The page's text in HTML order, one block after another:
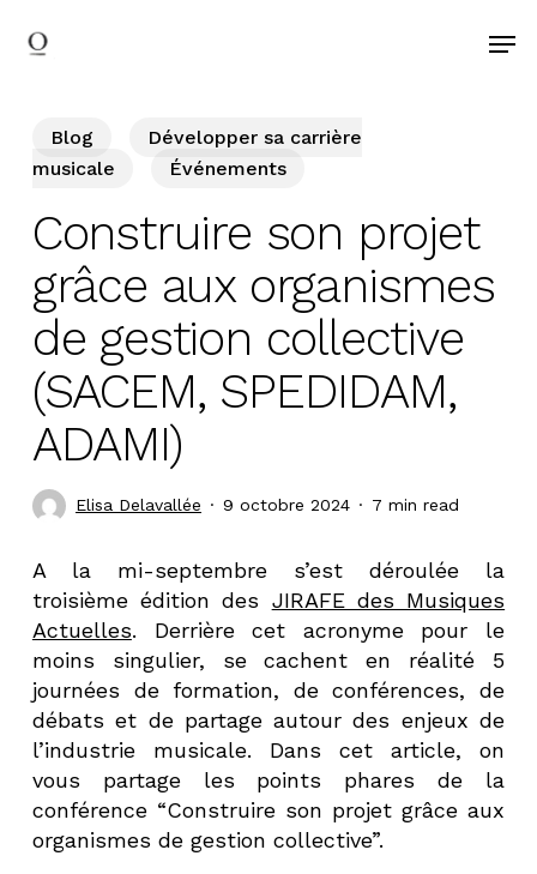
Blog
Développer sa carrière
musicale
Événements
Construire son projet
grâce aux organismes
de gestion collective
(SACEM, SPEDIDAM,
ADAMI)
Elisa Delavallée 9 octobre 2024 7 min read
A la mi-septembre s’est déroulée la
troisième édition des JIRAFE des Musiques
Actuelles. Derrière cet acronyme pour le
moins singulier, se cachent en réalité 5
journées de formation, de conférences, de
débats et de partage autour des enjeux de
l’industrie musicale. Dans cet article, on
vous partage les points phares de la
conférence “Construire son projet grâce aux
organismes de gestion collective”.